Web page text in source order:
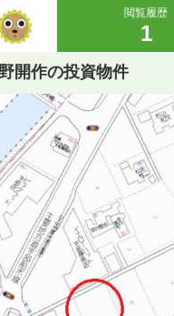
閲覧履歴
1
開作の投資物件